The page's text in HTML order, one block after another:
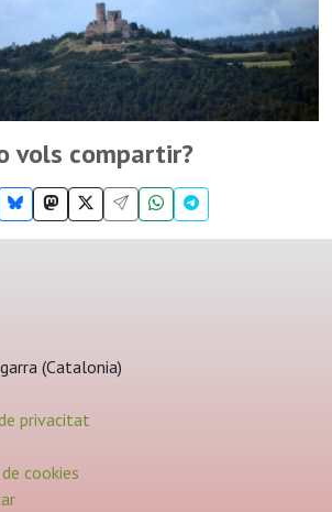
vols compartir?
(Catalonia)
privacitat
cookies